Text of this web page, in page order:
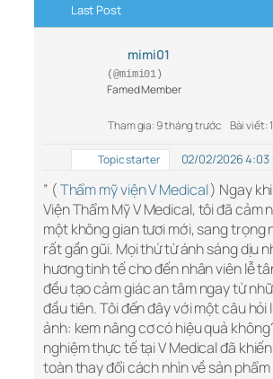
Last Post
mimi01
(@mimi01)
Famed Member
Tham gia: 9 tháng trước Bài viết:
Topic starter 02/02/2026 4:03
” (Thẩm mỹ viện V Medical) Ngay
Viện Thẩm Mỹ V Medical, tôi đã cảm
một không gian tươi mới, sang trọng
rất gần gũi. Mọi thứ từ ánh sáng dịu
hương tinh tế cho đến nhân viên lễ
đều tạo cảm giác an tâm ngay từ
đầu tiên. Tôi đến đây với một câu hỏi
ảnh: kem nâng cơ có hiệu quả
nghiệm thực tế tại V Medical đã
toàn thay đổi cách nhìn về sản phẩm